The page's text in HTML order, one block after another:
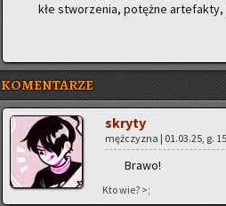
kłe stwo­rze­nia, po­tęż­ne
KOMENTARZE
skry­ty
męż­czy­zna | 01.03.25, g.
Brawo!
Kto wie? >;